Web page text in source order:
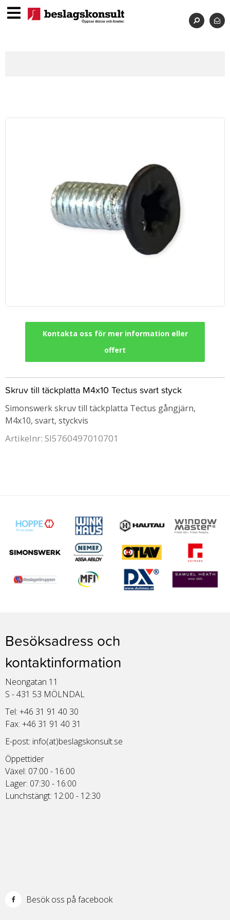
Kontakta oss för mer information eller
offert
Skruv till täckplatta M4x10 Tectus svart styck
Simonswerk skruv till täckplatta Tectus gångjärn,
M4x10, svart, styckvis
Artikelnr: SI5760497010701
Besöksadress och
kontaktinformation
Neongatan 11
S - 431 53 MÖLNDAL
Tel: +46 31 91 40 30
Fax: +46 31 91 40 31
E-post: info(at)beslagskonsult.se
Öppettider
Växel: 07:00 - 16:00
Lager: 07:30 - 16:00
Lunchstängt: 12:00 - 12:30
Besök oss på facebook